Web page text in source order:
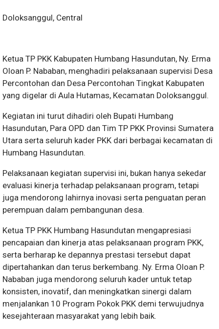
Doloksanggul, Central
Ketua TP PKK Kabupaten Humbang Hasundutan, Ny. Erma
Oloan P. Nababan, menghadiri pelaksanaan supervisi Desa
Percontohan dan Desa Percontohan Tingkat Kabupaten
yang digelar di Aula Hutamas, Kecamatan Doloksanggul.
Kegiatan ini turut dihadiri oleh Bupati Humbang
Hasundutan, Para OPD dan Tim TP PKK Provinsi Sumatera
Utara serta seluruh kader PKK dari berbagai kecamatan di
Humbang Hasundutan.
Pelaksanaan kegiatan supervisi ini, bukan hanya sekedar
evaluasi kinerja terhadap pelaksanaan program, tetapi
juga mendorong lahirnya inovasi serta penguatan peran
perempuan dalam pembangunan desa.
Ketua TP PKK Humbang Hasundutan mengapresiasi
pencapaian dan kinerja atas pelaksanaan program PKK,
serta berharap ke depannya prestasi tersebut dapat
dipertahankan dan terus berkembang. Ny. Erma Oloan P.
Nababan juga mendorong seluruh kader untuk tetap
konsisten, inovatif, dan meningkatkan sinergi dalam
menjalankan 10 Program Pokok PKK demi terwujudnya
kesejahteraan masyarakat yang lebih baik.